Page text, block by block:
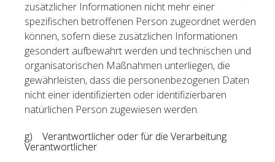
zusätzlicher Informationen nicht mehr einer
spezifischen betroffenen Person zugeordnet werden
können, sofern diese zusätzlichen Informationen
gesondert aufbewahrt werden und technischen und
organisatorischen Maßnahmen unterliegen, die
gewährleisten, dass die personenbezogenen Daten
nicht einer identifizierten oder identifizierbaren
natürlichen Person zugewiesen werden.
g) Verantwortlicher oder für die Verarbeitung
Verantwortlicher